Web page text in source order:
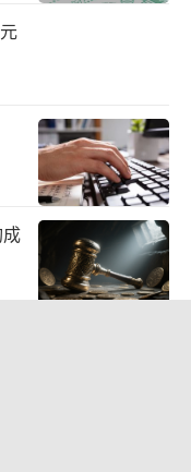
锁化率也在快
将接近70%。
型药店困难有
店的采购规模有
能力较弱；从内
工具、模式难以